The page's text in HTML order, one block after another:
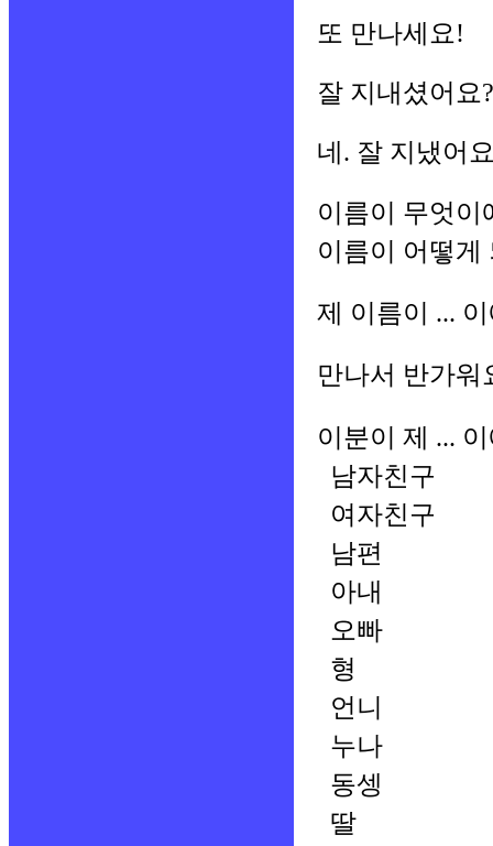
또 만나세요!
잘 지내셨어요?
네. 잘 지냈어
이름이 무엇이
이름이 어떻게
제 이름이 ...
만나서 반가워
이분이 제 ...
남자친구
여자친구
남편
아내
오빠
형
언니
누나
동셍
딸